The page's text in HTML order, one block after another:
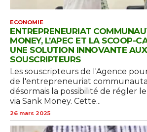
ECONOMIE
ENTREPRENEURIAT
MONEY, L’APEC ET LA SCOOP-
UNE SOLUTION INNOVANTE AUX
SOUSCRIPTEURS
Les souscripteurs de l'Agence
de l'entrepreneuriat
désormais la possibilité de régler
via Sank Money. Cette...
26 mars 2025